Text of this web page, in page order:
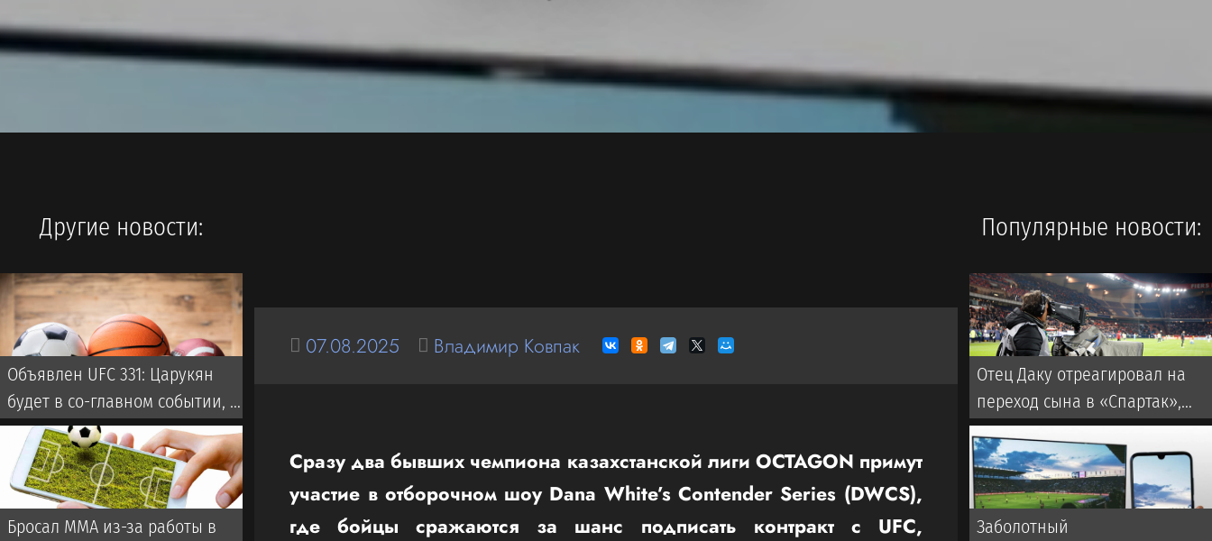
07.08.2025 Владимир Ковпак
Сразу два бывших чемпиона казахстанской лиги OCTAGON примут
участие в отборочном шоу Dana White’s Contender Series (DWCS),
где бойцы сражаются за шанс подписать контракт с UFC,
Другие новости:
Объявлен UFC 331: Царукян
будет в со-главном событии, но
не против Оливейры
Бросал ММА из-за работы в
Популярные новости:
Отец Даку отреагировал на
переход сына в «Спартак»,
намекнув на трофеи
Заболотный